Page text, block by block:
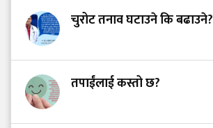
चुरोट तनाव घटाउने कि बढाउने?
तपाईंलाई कस्तो छ?